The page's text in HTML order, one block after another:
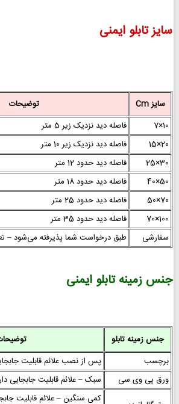
سایز تابلو ایمنی
سایز Cm
توضیحات
10×7
فاصله دید نزدیک زیر 5 متر
20×15
فاصله دید نزدیک زیر 10 متر
30×25
فاصله دید حدود 12 متر
50×40
فاصله دید حدود 18 متر
70×50
فاصله دید حدود 25 متر
100×70
فاصله دید حدود 35 متر
سفارشی
طبق درخواست شما پذیرفته می‌شود –
جنس زمینه تابلو ایمنی
جنس زمینه تابلو
برچسب
پس از نصب علائم قابلیت
ورق پی وی سی
سبک – علائم قابلیت جابجایی
کمی سنگین – علائم قابلیت